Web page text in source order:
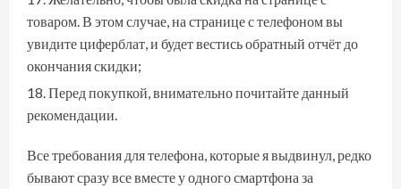
товаром. В этом случае, на странице с телефоном вы
увидите циферблат, и будет вестись обратный отчёт до
окончания скидки;
Перед покупкой, внимательно почитайте данный
рекомендации.
Все требования для телефона, которые я выдвинул, редко
бывают сразу все вместе у одного смартфона за